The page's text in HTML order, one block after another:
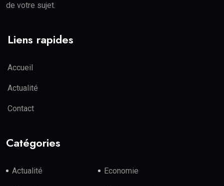
de votre sujet.
Liens rapides
Accueil
Actualité
Contact
Catégories
Actualité Economie